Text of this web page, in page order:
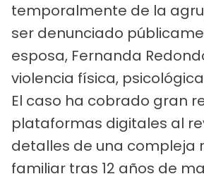
temporalmente de la
ser denunciado
esposa, Fernanda
violencia física,
El caso ha cobrado gran
plataformas digitales al
detalles de una compleja
familiar tras 12 años de